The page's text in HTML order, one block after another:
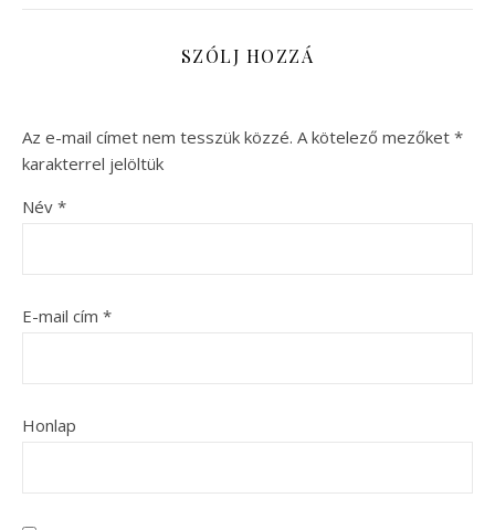
SZÓLJ HOZZÁ
Az e-mail címet nem tesszük közzé. A kötelező mezőket *
karakterrel jelöltük
Név *
E-mail cím *
Honlap